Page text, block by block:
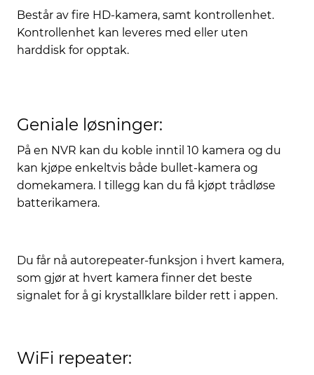
Består av fire HD-kamera, samt kontrollenhet.
Kontrollenhet kan leveres med eller uten
harddisk for opptak.
Geniale løsninger:
På en NVR kan du koble inntil 10 kamera og du
kan kjøpe enkeltvis både bullet-kamera og
domekamera. I tillegg kan du få kjøpt trådløse
batterikamera.
Du får nå autorepeater-funksjon i hvert kamera,
som gjør at hvert kamera finner det beste
signalet for å gi krystallklare bilder rett i appen.
WiFi repeater: